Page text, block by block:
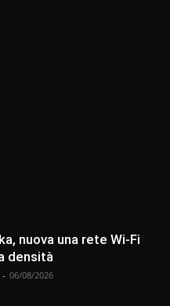
nuova una rete Wi-Fi
densità
- 06/08/2026